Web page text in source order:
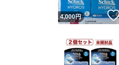
4,000円